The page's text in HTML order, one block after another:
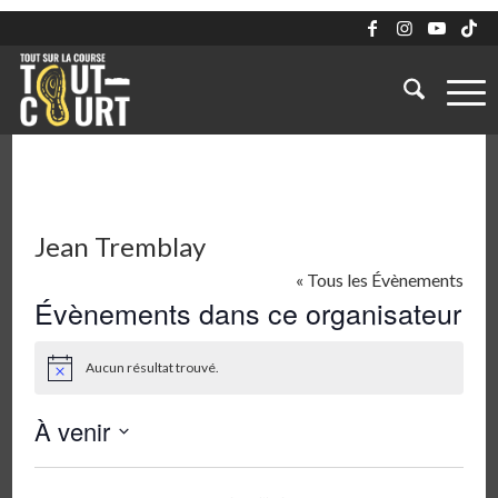
Jean Tremblay
« Tous les Évènements
Évènements dans ce organisateur
NoticeAucun résultat trouvé.
À venir
Sélectionnez